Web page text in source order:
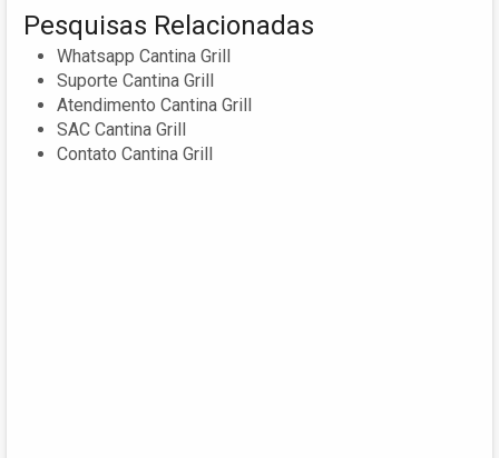
Pesquisas Relacionadas
Whatsapp Cantina Grill
Suporte Cantina Grill
Atendimento Cantina Grill
SAC Cantina Grill
Contato Cantina Grill